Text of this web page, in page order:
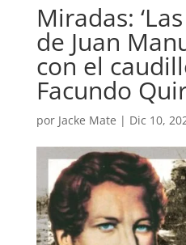
Miradas:
de Juan
con el
Facundo
por Jacke Mate | Dic 10,